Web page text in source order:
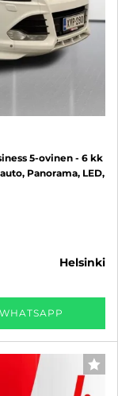
5-ovinen - 6 kk
Panorama, LED,
helsinki
WHATSAPP